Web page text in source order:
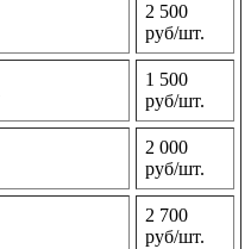
2 500
руб/шт.
1 500
руб/шт.
2 000
руб/шт.
2 700
руб/шт.